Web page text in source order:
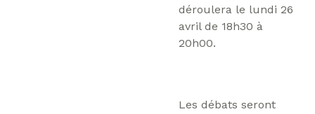
déroulera le lundi 26
avril de 18h30 à
20h00.
Les débats seront